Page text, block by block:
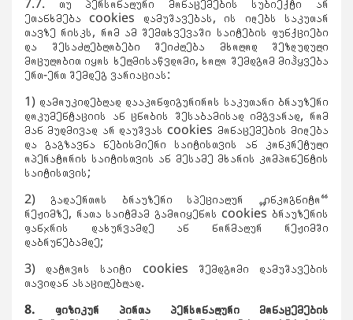
ეთანხმება cookies დამუშავებას, ის იღებს საკუთარ
თავზე რისკს, რომ ამ შემთხვევაში საიტების ფუნქციები
და შესაძლებლობები შეიძლება მხოლოდ შეზღუდული
მოცულობით იყოს ხელმისაწვდომი, ხოლო შემდგომ მიჰყვება
ერთ-ერთ შემდეგ ვარიაციას:
1) დამოუკიდებლად დააკონფიგურიროს საკუთარი ბრაუზერი
დოკუმენტაციის ან ცნობის შესაბამისად იმგვარად, რომ
მან მუდმივად არ დაუშვას cookies მონაცემების მიღება
და გაგზავნა ნებისმიერი საიტისთვის ან კონკრეტული
ოპერატორის საიტისთვის ან მესამე მხარის კომპონენტის
საიტისთვის;
2) გადაერთოს ბრაუზერი სპეციალურ „ინკოგნიტო“
რეჟიმზე, რათა საიტმამ გამოიყენოს cookies ბრაუზერის
ფანჯრის დახურვამდე ან ნორმალურ რეჟიმში
დაბრუნებამდე;
3) დატოვოს საიტი cookies შემდგომი დამუშავების
თავიდან ასაცილებლად.
8. ფიზიკურ პირთა პერსონალური მონაცემების